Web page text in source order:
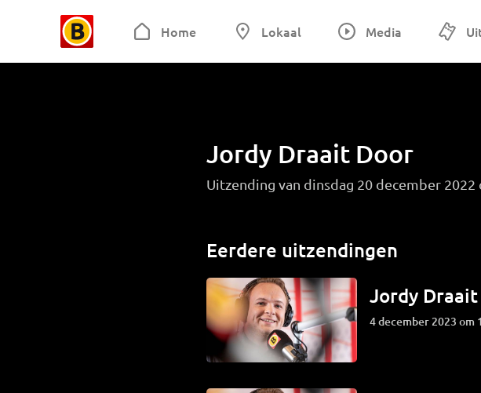
Home Lokaal Media
Jordy Draait Door
Uitzending van dinsdag 20 december 2022
Eerdere uitzendingen
Jordy
4 december 2023 om